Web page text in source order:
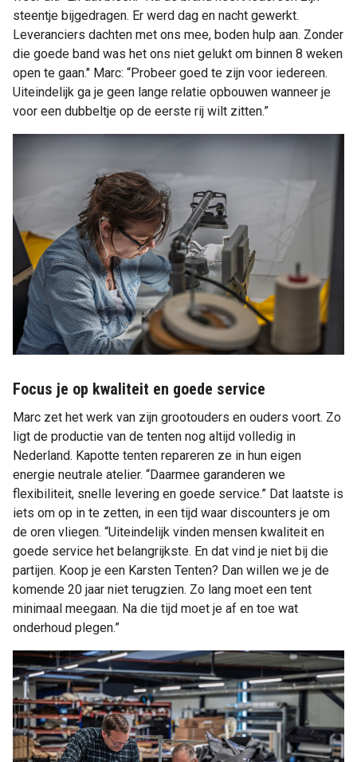
steentje bijgedragen. Er werd dag en nacht gewerkt.
Leveranciers dachten met ons mee, boden hulp aan. Zonder
die goede band was het ons niet gelukt om binnen 8 weken
open te gaan." Marc: “Probeer goed te zijn voor iedereen.
Uiteindelijk ga je geen lange relatie opbouwen wanneer je
voor een dubbeltje op de eerste rij wilt zitten.”
Focus je op kwaliteit en goede service
Marc zet het werk van zijn grootouders en ouders voort. Zo
ligt de productie van de tenten nog altijd volledig in
Nederland. Kapotte tenten repareren ze in hun eigen
energie neutrale atelier. “Daarmee garanderen we
flexibiliteit, snelle levering en goede service.” Dat laatste is
iets om op in te zetten, in een tijd waar discounters je om
de oren vliegen. “Uiteindelijk vinden mensen kwaliteit en
goede service het belangrijkste. En dat vind je niet bij die
partijen. Koop je een Karsten Tenten? Dan willen we je de
komende 20 jaar niet terugzien. Zo lang moet een tent
minimaal meegaan. Na die tijd moet je af en toe wat
onderhoud plegen.”